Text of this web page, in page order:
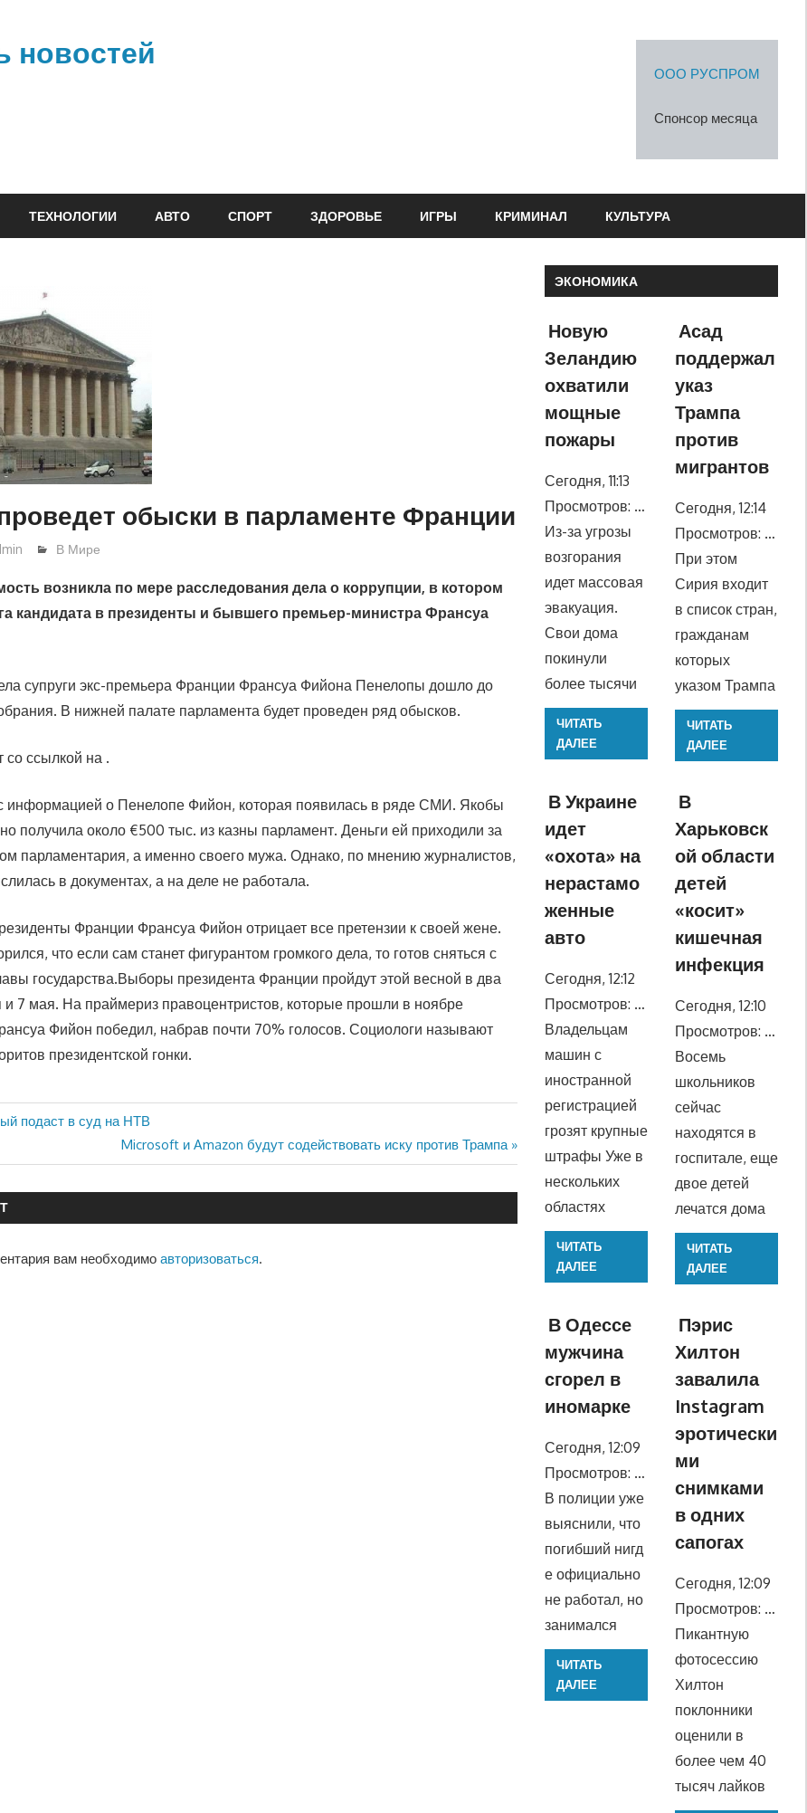
новостей
ООО РУСПРОМ
Спонсор месяца
ТЕХНОЛОГИИ АВТО СПОРТ ЗДОРОВЬЕ ИГРЫ КРИМИНАЛ КУЛЬТУРА
обыски в парламенте Франции
В Мире
возникла по мере расследования дела о коррупции, в котором
кандидата в президенты и бывшего премьер-министра Франсуа
супруги экс-премьера Франции Франсуа Фийона Пенелопы дошло до
В нижней палате парламента будет проведен ряд обысков.
ссылкой на .
информацией о Пенелопе Фийон, которая появилась в ряде СМИ. Якобы
получила около €500 тыс. из казны парламент. Деньги ей приходили за
парламентария, а именно своего мужа. Однако, по мнению журналистов,
в документах, а на деле не работала.
Франции Франсуа Фийон отрицает все претензии к своей жене.
что если сам станет фигурантом громкого дела, то готов сняться с
государства.Выборы президента Франции пройдут этой весной в два
7 мая. На праймериз правоцентристов, которые прошли в ноябре
Фийон победил, набрав почти 70% голосов. Социологи называют
президентской гонки.
подаст в суд на НТВ
Следующая
запись:
Microsoft и Amazon будут содействовать иску против Трампа
вам необходимоавторизоваться.
ЭКОНОМИКА
Новую
Зеландию
охватили
мощные
пожары
Сегодня, 11:13
Просмотров: …
Из-за угрозы
возгорания
идет массовая
эвакуация.
Свои дома
покинули
более тысячи
ЧИТАТЬ
ДАЛЕЕ
Асад
поддержал
указ
Трампа
против
мигрантов
Сегодня, 12:14
Просмотров: …
При этом
Сирия входит
в список стран,
гражданам
которых
указом Трампа
ЧИТАТЬ
ДАЛЕЕ
В Украине
идет
«охота» на
нерастамо
женные
авто
Сегодня, 12:12
Просмотров: …
Владельцам
машин с
иностранной
регистрацией
грозят крупные
штрафы Уже в
нескольких
областях
ЧИТАТЬ
ДАЛЕЕ
В
Харьковск
ой области
детей
«косит»
кишечная
инфекция
Сегодня, 12:10
Просмотров: …
Восемь
школьников
сейчас
находятся в
госпитале, еще
двое детей
лечатся дома
ЧИТАТЬ
ДАЛЕЕ
В Одессе
мужчина
сгорел в
иномарке
Сегодня, 12:09
Просмотров: …
В полиции уже
выяснили, что
погибший нигд
е официально
не работал, но
занимался
ЧИТАТЬ
ДАЛЕЕ
Пэрис
Хилтон
завалила
Instagram
эротически
ми
снимками
в одних
сапогах
Сегодня, 12:09
Просмотров: …
Пикантную
фотосессию
Хилтон
поклонники
оценили в
более чем 40
тысяч лайков